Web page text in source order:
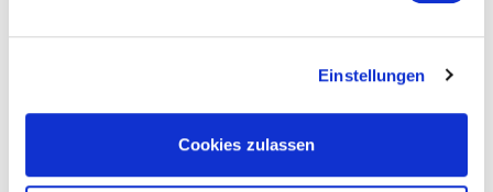
Einstellungen
Cookies zulassen